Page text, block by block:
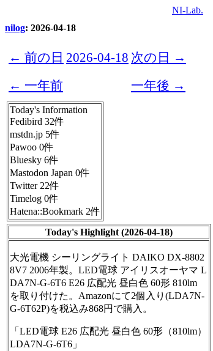
NI-Lab.
nilog: 2026-04-18
← 前の日 2026-04-18 次の日 →
← 一年前
一年後 →
Today's Information
Fedibird 32件
mstdn.jp 5件
Pawoo 0件
Bluesky 6件
Mastodon Japan 0件
Twitter 22件
Timelog 0件
Hatena::Bookmark 2件
Today's Highlight (2026-04-18)
大光電機 シーリングライト DAIKO DX-8802
8V7 2006年製。LED電球 アイリスオーヤマ L
DA7N-G-6T6 E26 広配光 昼白色 60形 810lm
を取り付けた。Amazonにて2個入り(LDA7N-
G-6T62P)を税込み868円で購入。
「LED電球 E26 広配光 昼白色 60形（810lm）
LDA7N-G-6T6」